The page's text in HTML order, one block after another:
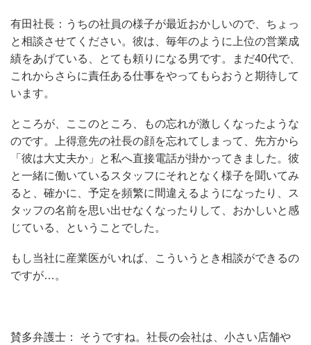
有田社長：うちの社員の様子が最近おかしいので、ちょっ
と相談させてください。彼は、毎年のように上位の営業成
績をあげている、とても頼りになる男です。まだ40代で、
これからさらに責任ある仕事をやってもらおうと期待して
います。
ところが、ここのところ、もの忘れが激しくなったような
のです。上得意先の社長の顔を忘れてしまって、先方から
「彼は大丈夫か」と私へ直接電話が掛かってきました。彼
と一緒に働いているスタッフにそれとなく様子を聞いてみ
ると、確かに、予定を頻繁に間違えるようになったり、ス
タッフの名前を思い出せなくなったりして、おかしいと感
じている、ということでした。
もし当社に産業医がいれば、こういうとき相談ができるの
ですが…。
賛多弁護士： そうですね。社長の会社は、小さい店舗や